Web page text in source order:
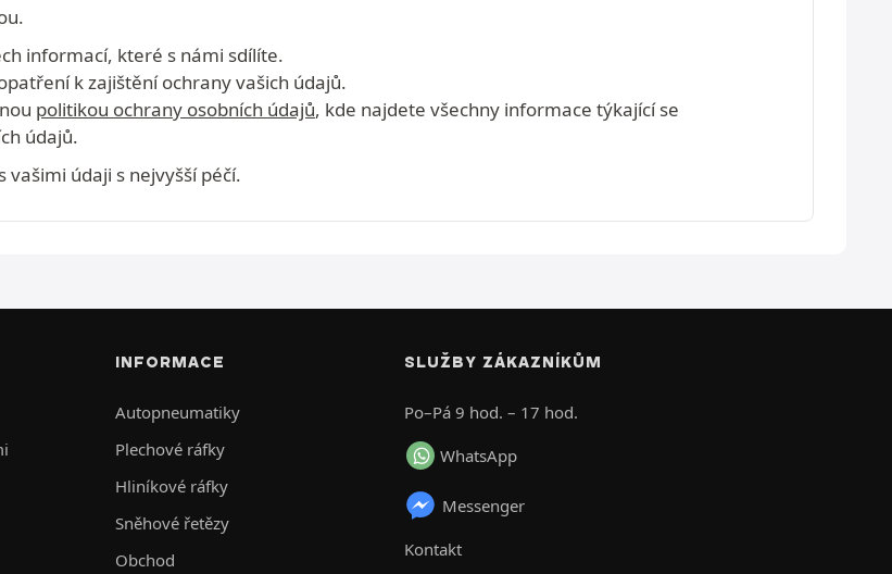
informací, které s námi sdílíte.
k zajištění ochrany vašich údajů.
politikou ochrany osobních údajů, kde najdete všechny informace týkající se
údajů.
údaji s nejvyšší péčí.
INFORMACE
Autopneumatiky
Plechové ráfky
Hliníkové ráfky
Sněhové řetězy
Obchod
SLUŽBY ZÁKAZNÍKŮM
Po–Pá 9 hod. – 17 hod.
WhatsApp
Messenger
Kontakt